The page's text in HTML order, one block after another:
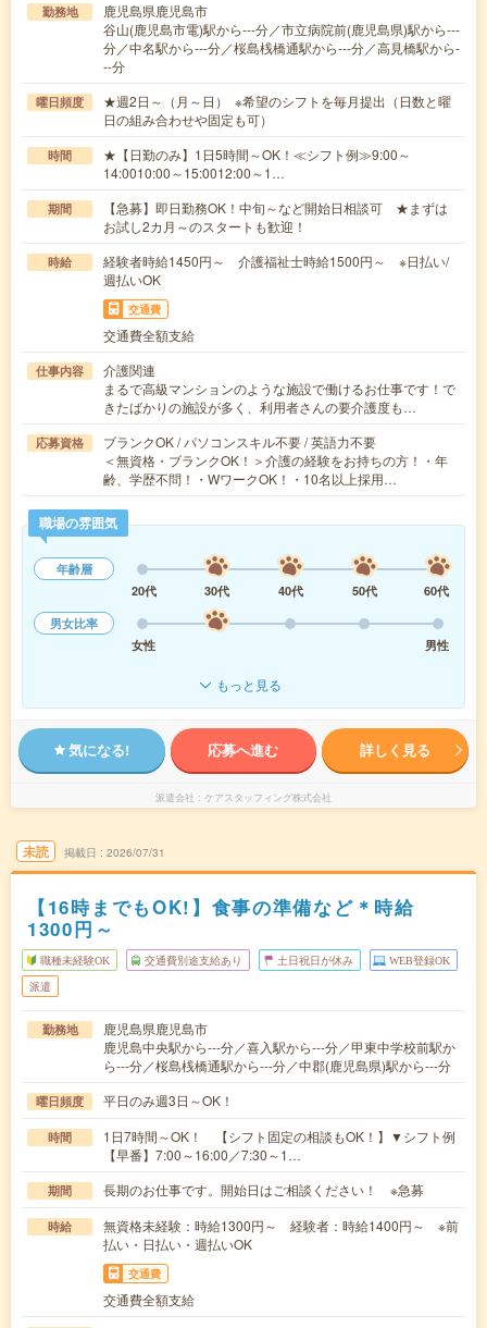
勤務地
鹿児島県鹿児島市
谷山(鹿児島市電)駅から---分／市立病院前(鹿児島県)駅から---
分／中名駅から---分／桜島桟橋通駅から---分／高見橋駅から-
--分
曜日頻度
★週2日～（月～日） ※希望のシフトを毎月提出（日数と曜
日の組み合わせや固定も可）
時間
★【日勤のみ】1日5時間～OK！≪シフト例≫9:00～
14:0010:00～15:0012:00～1…
期間
【急募】即日勤務OK！中旬～など開始日相談可 ★まずは
お試し2カ月～のスタートも歓迎！
時給
経験者時給1450円～ 介護福祉士時給1500円～ ※日払い/
週払いOK
交通費
交通費全額支給
仕事内容
介護関連
まるで高級マンションのような施設で働けるお仕事です！で
きたばかりの施設が多く、利用者さんの要介護度も…
応募資格
ブランクOK / パソコンスキル不要 / 英語力不要
＜無資格・ブランクOK！＞介護の経験をお持ちの方！・年
齢、学歴不問！・WワークOK！・10名以上採用…
職場の雰囲気
年齢層
20代
30代 40代 50代
60代
男女比率
女性
男性
もっと見る
気になる! 応募へ進む 詳しく見る
派遣会社 ケアスタッフィング株式会社
未読 掲載日 2026/07/31
【16時までもOK!】食事の準備など＊時給
1300円～
職種未経験OK 交通費別途支給あり 土日祝日が休み WEB登録OK
派遣
勤務地
鹿児島県鹿児島市
鹿児島中央駅から---分／喜入駅から---分／甲東中学校前駅か
ら---分／桜島桟橋通駅から---分／中郡(鹿児島県)駅から---分
曜日頻度 平日のみ週3日～OK！
時間
1日7時間～OK！ 【シフト固定の相談もOK！】▼シフト例
【早番】7:00～16:00／7:30～1…
期間 長期のお仕事です。開始日はご相談ください！ ※急募
時給
無資格未経験：時給1300円～ 経験者：時給1400円～ ※前
払い・日払い・週払いOK
交通費
交通費全額支給